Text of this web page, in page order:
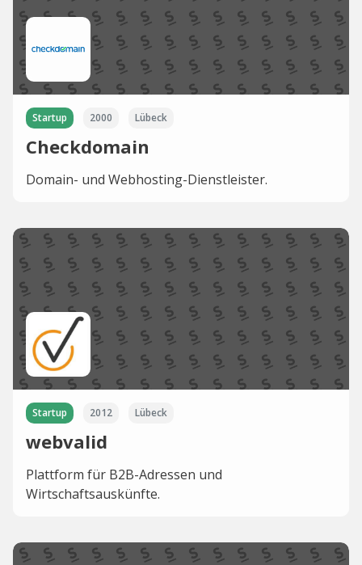
Startup 2000 Lübeck
Checkdomain
Domain- und Webhosting-Dienstleister.
Startup 2012 Lübeck
webvalid
Plattform für B2B-Adressen und
Wirtschaftsauskünfte.